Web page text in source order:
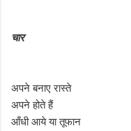
चार
अपने बनाए रास्ते
अपने होते हैं
आँधी आये या तूफान